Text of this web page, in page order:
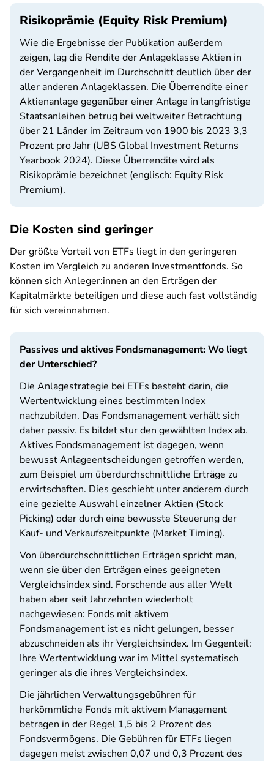
Risikoprämie (Equity Risk Premium)
Wie die Ergebnisse der Publikation außerdem
zeigen, lag die Rendite der Anlageklasse Aktien in
der Vergangenheit im Durchschnitt deutlich über der
aller anderen Anlageklassen. Die Überrendite einer
Aktienanlage gegenüber einer Anlage in langfristige
Staatsanleihen betrug bei weltweiter Betrachtung
über 21 Länder im Zeitraum von 1900 bis 2023 3,3
Prozent pro Jahr (UBS Global Investment Returns
Yearbook 2024). Diese Überrendite wird als
Risikoprämie bezeichnet (englisch: Equity Risk
Premium).
Die Kosten sind geringer
Der größte Vorteil von ETFs liegt in den geringeren
Kosten im Vergleich zu anderen Investmentfonds. So
können sich Anleger:innen an den Erträgen der
Kapitalmärkte beteiligen und diese auch fast vollständig
für sich vereinnahmen.
Passives und aktives Fondsmanagement: Wo liegt
der Unterschied?
Die Anlagestrategie bei ETFs besteht darin, die
Wertentwicklung eines bestimmten Index
nachzubilden. Das Fondsmanagement verhält sich
daher passiv. Es bildet stur den gewählten Index ab.
Aktives Fondsmanagement ist dagegen, wenn
bewusst Anlageentscheidungen getroffen werden,
zum Beispiel um überdurchschnittliche Erträge zu
erwirtschaften. Dies geschieht unter anderem durch
eine gezielte Auswahl einzelner Aktien (Stock
Picking) oder durch eine bewusste Steuerung der
Kauf- und Verkaufszeitpunkte (Market Timing).
Von überdurchschnittlichen Erträgen spricht man,
wenn sie über den Erträgen eines geeigneten
Vergleichsindex sind. Forschende aus aller Welt
haben aber seit Jahrzehnten wiederholt
nachgewiesen: Fonds mit aktivem
Fondsmanagement ist es nicht gelungen, besser
abzuschneiden als ihr Vergleichsindex. Im Gegenteil:
Ihre Wertentwicklung war im Mittel systematisch
geringer als die ihres Vergleichsindex.
Die jährlichen Verwaltungsgebühren für
herkömmliche Fonds mit aktivem Management
betragen in der Regel 1,5 bis 2 Prozent des
Fondsvermögens. Die Gebühren für ETFs liegen
dagegen meist zwischen 0,07 und 0,3 Prozent des